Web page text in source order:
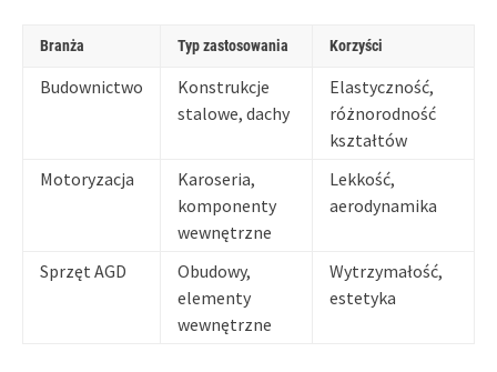
Branża Typ zastosowania Korzyści
Budownictwo
Konstrukcje
stalowe, dachy
Elastyczność,
różnorodność
kształtów
Motoryzacja
Karoseria,
komponenty
wewnętrzne
Lekkość,
aerodynamika
Sprzęt AGD
Obudowy,
elementy
wewnętrzne
Wytrzymałość,
estetyka